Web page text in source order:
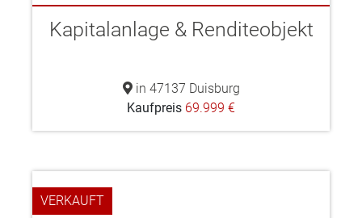
Kapitalanlage & Renditeobjekt
in 47137 Duisburg
Kaufpreis 69.999 €
VERKAUFT